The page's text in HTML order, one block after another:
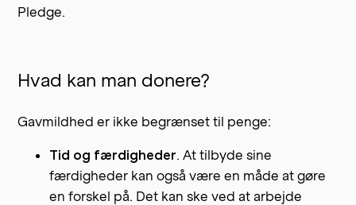
Pledge.
Hvad kan man donere?
Gavmildhed er ikke begrænset til penge:
Tid og færdigheder. At tilbyde sine
færdigheder kan også være en måde at gøre
en forskel på. Det kan ske ved at arbejde